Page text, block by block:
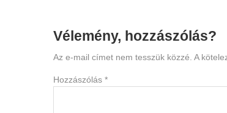
Reader
Interactions
Vélemény, hozzászólás?
Az e-mail címet nem tesszük közzé. A
Hozzászólás *